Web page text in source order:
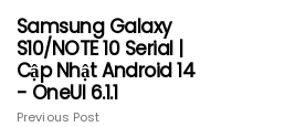
Samsung Galaxy
S10/NOTE 10 Serial |
Cập Nhật Android 14
- OneUI 6.1.1
Previous Post